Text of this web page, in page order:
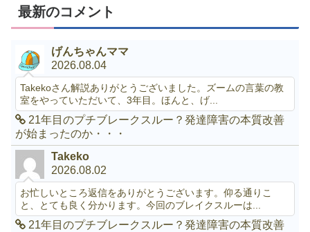
最新のコメント
げんちゃんママ
2026.08.04
Takekoさん解説ありがとうございました。ズームの言葉の教
室をやっていただいて、3年目。ほんと、げ...
21年目のプチブレークスルー？発達障害の本質改善
が始まったのか・・・
Takeko
2026.08.02
お忙しいところ返信をありがとうございます。仰る通りこ
と、とても良く分かります。今回のブレイクスルーは...
21年目のプチブレークスルー？発達障害の本質改善